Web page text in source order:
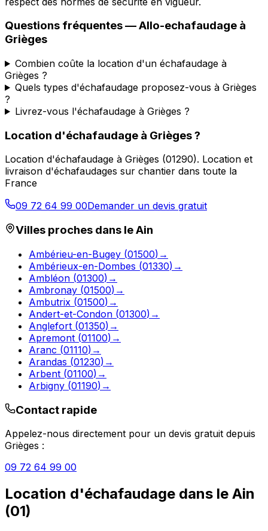
Questions fréquentes —Allo-echafaudage à
Grièges
Combien coûte la location d'un échafaudage à
Grièges ?
Quels types d'échafaudage proposez-vous à Grièges
?
Livrez-vous l'échafaudage à Grièges ?
Location d'échafaudage à Grièges?
Location d'échafaudage à Grièges (01290). Location et
livraison d'échafaudages sur chantier dans toute la
France
09 72 64 99 00Demander un devis gratuit
Villes proches dans leAin
Ambérieu-en-Bugey (01500) →
Ambérieux-en-Dombes (01330) →
Ambléon (01300) →
Ambronay (01500) →
Ambutrix (01500) →
Andert-et-Condon (01300) →
Anglefort (01350) →
Apremont (01100) →
Aranc (01110) →
Arandas (01230) →
Arbent (01100) →
Arbigny (01190) →
Contact rapide
Appelez-nous directement pour un devis gratuit depuis
Grièges :
09 72 64 99 00
Location d'échafaudage dans le Ain
(01)